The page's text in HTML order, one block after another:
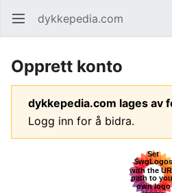
Åpne hovedmenyen dykkepedia.com
Opprett konto
dykkepedia.com lages av
Logg inn for å bidra.